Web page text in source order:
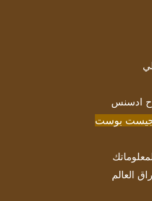
ادسنس
بوست
العالم